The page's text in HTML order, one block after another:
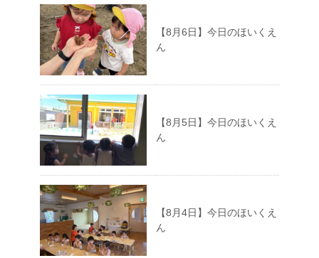
【8月6日】今日のほいくえ
ん
【8月5日】今日のほいくえ
ん
【8月4日】今日のほいくえ
ん